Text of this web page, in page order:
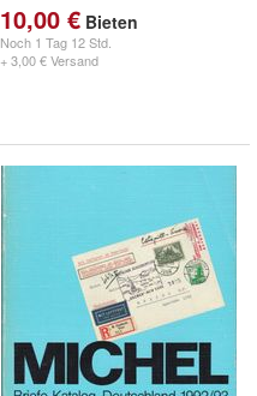
10,00 € Bieten
Noch 1 Tag 12 Std.
+ 3,00 € Versand